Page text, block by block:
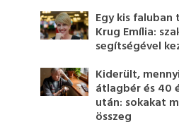
Egy kis
Krug Emília:
segítségével
Kiderült,
átlagbér és 40
után: sokakat
összeg